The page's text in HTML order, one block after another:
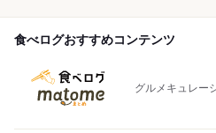
食べログおすすめコンテンツ
グルメキュレー